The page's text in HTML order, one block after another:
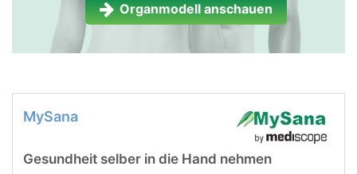
Organmodell anschauen
MySana
Gesundheit selber in die Hand nehmen